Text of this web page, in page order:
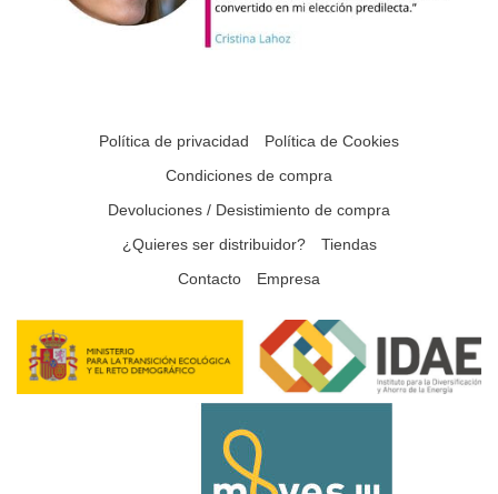
Política de privacidad
Política de Cookies
Condiciones de compra
Devoluciones / Desistimiento de compra
¿Quieres ser distribuidor?
Tiendas
Contacto
Empresa